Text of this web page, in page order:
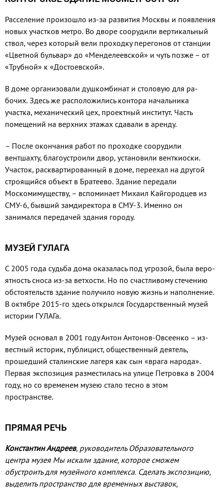
Расселение произошло из-за развития Москвы и появления
новых участков метро. Во дворе соорудили вертикальный
ствол, через который вели проходку перегонов от станции
«Цветной бульвар» до «Менделеевской» и чуть позже – от
«Трубной» к «Достоевской».
В доме организовали душ­комбинат и столовую для ра­
бочих. Здесь же расположились контора начальника
участка, ме­ханический цех, проектный ин­ститут. Часть
помещений на верхних этажах сдавали в аренду.
– После окончания работ по проходке соорудили
вентшахту, благоустроили двор, установили венткиоски.
Участок, расквар­тированный в доме, переехал на другой
строящийся объект в Братеево. Здание передали
Москомимуществу, – вспоминает Михаил Кайгородцев из
СМУ-6, бывший замдиректора в СМУ-3. Именно он
занимался передачей здания городу.
МУЗЕЙ ГУЛАГА
С 2005 года судьба дома ока­залась под угрозой, была веро­
ятность сноса из-за ветхости. Но по счастливому стечению
обсто­ятельств здание получило новую жизнь и наполнение.
В октябре 2015-го здесь открылся Государ­ственный музей
истории ГУЛАГа.
Музей основал в 2001 году Антон Антонов-Овсеенко – из­
вестный историк, публицист, об­щественный деятель,
прошед­ший сталинские лагеря как сын «врага народа».
Первая экспози­ция разместилась на улице Пе­тровка в 2004
году, но со време­нем музею стало тесно в этом
пространстве.
ПРЯМАЯ РЕЧЬ
Константин Андреев, руководитель Обра­зовательного
центра музея Мы искали здание, которое сможем
обустроить для музейного ком­плекса. Сделать экспозицию,
выде­лить пространство для временных выставок,